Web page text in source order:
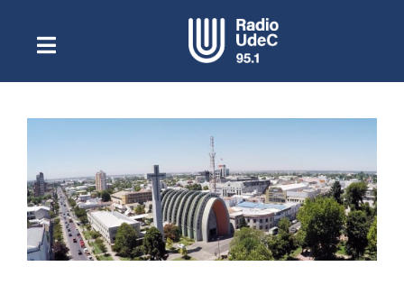
contenidoToggle
NavigationEscuchar Radio UdeC en vivo
Quiénes Somos
Programación
Podcast
Noticias